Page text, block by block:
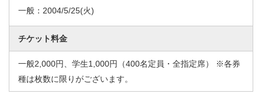
一般： 2004/5/25(火)
チケット料金
一般2,000円、学生1,000円（400名定員・全指定席） ※各券
種は枚数に限りがございます。